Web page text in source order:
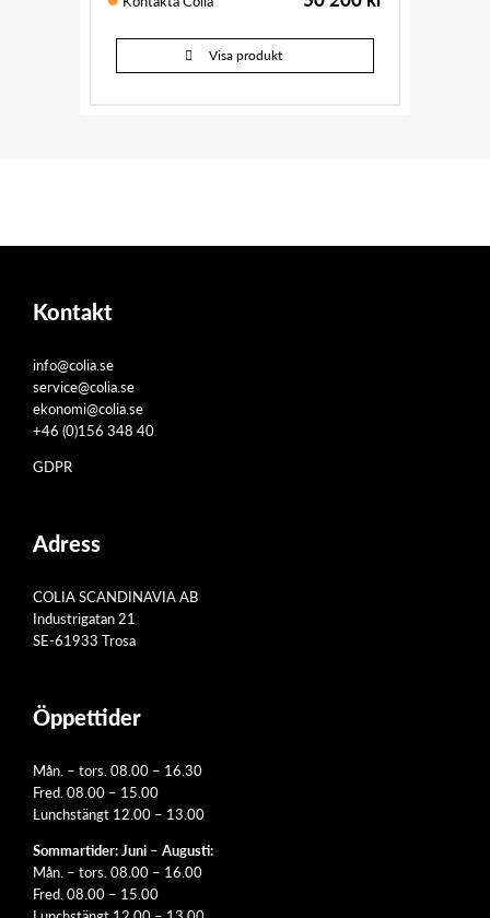
Visa produkt
Kontakt
info@colia.se
service@colia.se
ekonomi@colia.se
+46 (0)156 348 40
GDPR
Adress
COLIA SCANDINAVIA AB
Industrigatan 21
SE-61933 Trosa
Öppettider
Mån. – tors. 08.00 – 16.30
Fred. 08.00 – 15.00
Lunchstängt 12.00 – 13.00
Sommartider: Juni – Augusti:
Mån. – tors. 08.00 – 16.00
Fred. 08.00 – 15.00